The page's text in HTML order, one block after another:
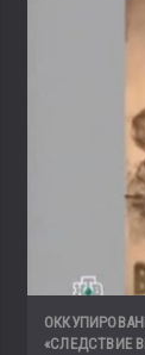
«СЛЕДСТВИЕ